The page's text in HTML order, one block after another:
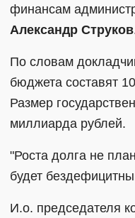
финансам
Александр Струков
По словам
бюджета составят
Размер
миллиарда рублей.
"Роста долга не
будет
И.о. председателя